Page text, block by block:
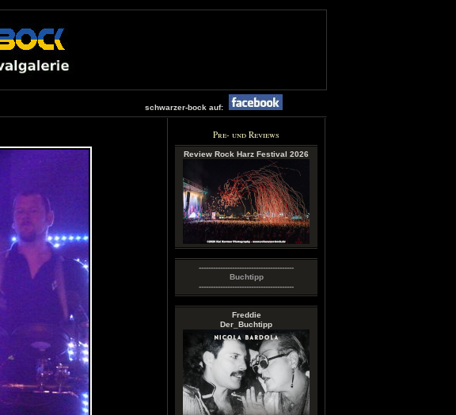
schwarzer-bock auf:
Pre- und Reviews
Review Rock Harz Festival 2026
----------------------------------------
Buchtipp
----------------------------------------
Freddie
Der_Buchtipp